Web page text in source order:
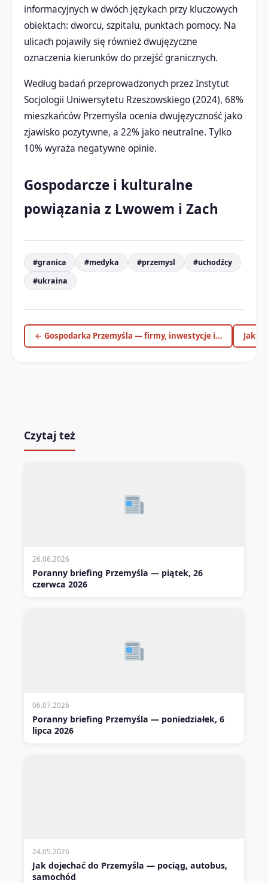
informacyjnych w dwóch językach przy kluczowych
obiektach: dworcu, szpitalu, punktach pomocy. Na
ulicach pojawiły się również dwujęzyczne
oznaczenia kierunków do przejść granicznych.
Według badań przeprowadzonych przez Instytut
Socjologii Uniwersytetu Rzeszowskiego (2024), 68%
mieszkańców Przemyśla ocenia dwujęzyczność jako
zjawisko pozytywne, a 22% jako neutralne. Tylko
10% wyraża negatywne opinie.
Gospodarcze i kulturalne
powiązania z Lwowem i Zach
#granica #medyka #przemysl
#uchodźcy
#ukraina
← Gospodarka Przemyśla — firmy, inwestycje i… Jak
Czytaj też
26.06.2026
Poranny briefing Przemyśla — piątek, 26
czerwca 2026
06.07.2026
Poranny briefing Przemyśla — poniedziałek, 6
lipca 2026
24.05.2026
Jak dojechać do Przemyśla — pociąg, autobus,
samochód